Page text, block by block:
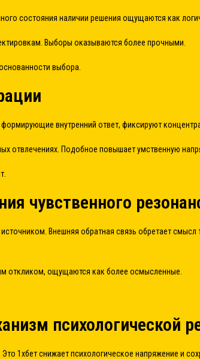
состояния наличии решения ощущаются как
Выборы оказываются более прочными.
выбора.
внутренний ответ, фиксируют
отвлечениях. Подобное повышает умственную
чувственного
Внешняя обратная связь обретает смысл
откликом, ощущаются как более осмысленные.
психологической
1хбет снижает психологическое напряжение и